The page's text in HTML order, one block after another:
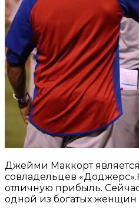
Джейми Маккорт
совладельцев
отличную прибыль.
одной из богатых